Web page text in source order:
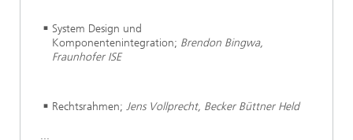
System Design und
Komponentenintegration; Brendon Bingwa,
Fraunhofer ISE
Rechtsrahmen; Jens Vollprecht, Becker Büttner Held
...